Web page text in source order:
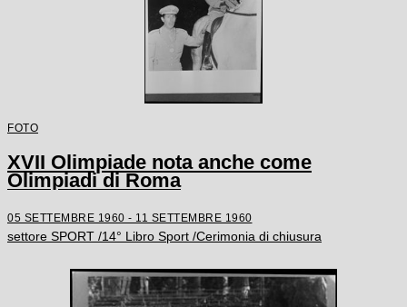
FOTO
XVII Olimpiade nota anche come
Olimpiadi di Roma
05 SETTEMBRE 1960 - 11 SETTEMBRE 1960
settore SPORT /14° Libro Sport /Cerimonia di chiusura